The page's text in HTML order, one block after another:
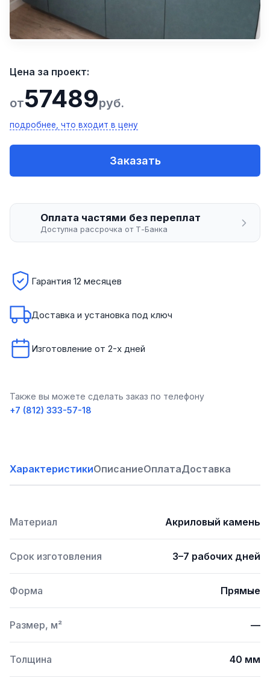
Цена за проект:
от57489руб.
подробнее, что входит в цену
Заказать
Оплата частями без переплат
Доступна рассрочка от Т-Банка
Гарантия 12 месяцев
Доставка и установка под ключ
Изготовление от 2-х дней
Также вы можете сделать заказ по телефону
+7 (812) 333-57-18
ХарактеристикиОписаниеОплатаДоставка
Материал Акриловый камень
Срок изготовления 3–7 рабочих дней
Форма Прямые
Размер, м² —
Толщина 40 мм